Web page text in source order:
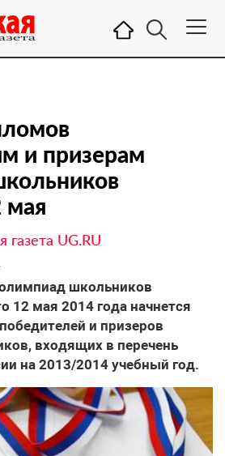
и призерам
мая
газета UG.RU
школьников
12 мая 2014 года начнется
и призеров
входящих в перечень
на 2013/2014 учебный год.